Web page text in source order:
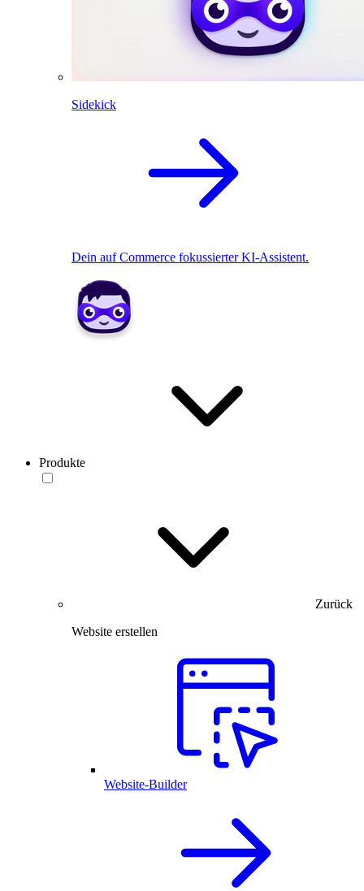
Sidekick
Dein auf Commerce fokussierter KI-Assistent.
Produkte
Zurück
Website erstellen
Website-Builder